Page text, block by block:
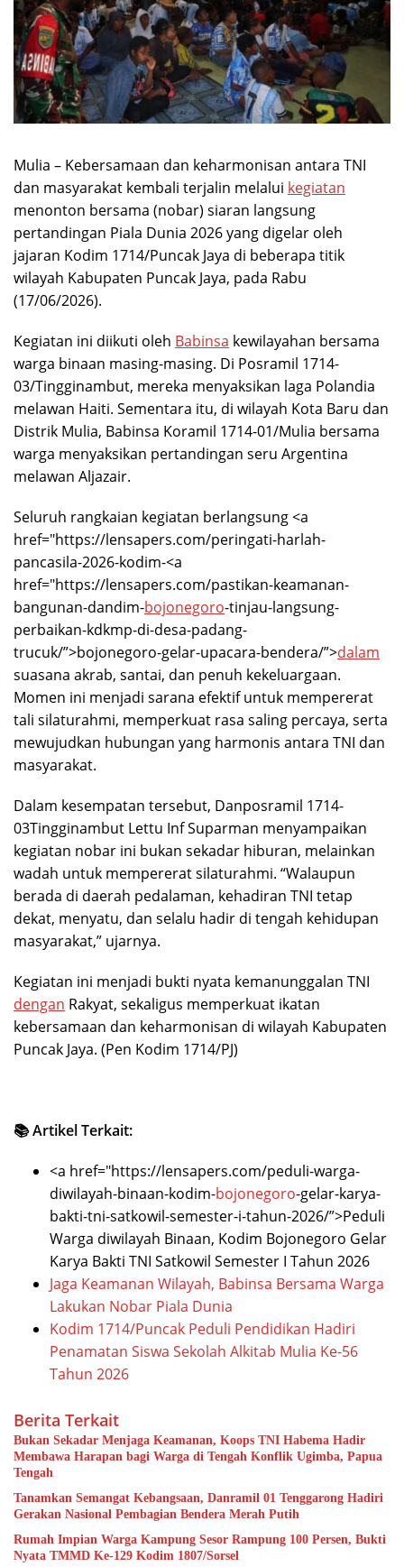
Mulia – Kebersamaan dan keharmonisan antara TNI
dan masyarakat kembali terjalin melalui kegiatan
menonton bersama (nobar) siaran langsung
pertandingan Piala Dunia 2026 yang digelar oleh
jajaran Kodim 1714/Puncak Jaya di beberapa titik
wilayah Kabupaten Puncak Jaya, pada Rabu
(17/06/2026).
Kegiatan ini diikuti oleh Babinsa kewilayahan bersama
warga binaan masing-masing. Di Posramil 1714-
03/Tingginambut, mereka menyaksikan laga Polandia
melawan Haiti. Sementara itu, di wilayah Kota Baru dan
Distrik Mulia, Babinsa Koramil 1714-01/Mulia bersama
warga menyaksikan pertandingan seru Argentina
melawan Aljazair.
Seluruh rangkaian kegiatan berlangsung <a
href="https://lensapers.com/peringati-harlah-
pancasila-2026-kodim-<a
href="https://lensapers.com/pastikan-keamanan-
bangunan-dandim-bojonegoro-tinjau-langsung-
perbaikan-kdkmp-di-desa-padang-
trucuk/”>bojonegoro-gelar-upacara-bendera/”>dalam
suasana akrab, santai, dan penuh kekeluargaan.
Momen ini menjadi sarana efektif untuk mempererat
tali silaturahmi, memperkuat rasa saling percaya, serta
mewujudkan hubungan yang harmonis antara TNI dan
masyarakat.
Dalam kesempatan tersebut, Danposramil 1714-
03Tingginambut Lettu Inf Suparman menyampaikan
kegiatan nobar ini bukan sekadar hiburan, melainkan
wadah untuk mempererat silaturahmi. “Walaupun
berada di daerah pedalaman, kehadiran TNI tetap
dekat, menyatu, dan selalu hadir di tengah kehidupan
masyarakat,” ujarnya.
Kegiatan ini menjadi bukti nyata kemanunggalan TNI
dengan Rakyat, sekaligus memperkuat ikatan
kebersamaan dan keharmonisan di wilayah Kabupaten
Puncak Jaya. (Pen Kodim 1714/PJ)
📚 Artikel Terkait:
<a href="https://lensapers.com/peduli-warga-
diwilayah-binaan-kodim-bojonegoro-gelar-karya-
bakti-tni-satkowil-semester-i-tahun-2026/”>Peduli
Warga diwilayah Binaan, Kodim Bojonegoro Gelar
Karya Bakti TNI Satkowil Semester I Tahun 2026
Jaga Keamanan Wilayah, Babinsa Bersama Warga
Lakukan Nobar Piala Dunia
Kodim 1714/Puncak Peduli Pendidikan Hadiri
Penamatan Siswa Sekolah Alkitab Mulia Ke-56
Tahun 2026
Berita Terkait
Bukan Sekadar Menjaga Keamanan, Koops TNI Habema Hadir
Membawa Harapan bagi Warga di Tengah Konflik Ugimba, Papua
Tengah
Tanamkan Semangat Kebangsaan, Danramil 01 Tenggarong Hadiri
Gerakan Nasional Pembagian Bendera Merah Putih
Rumah Impian Warga Kampung Sesor Rampung 100 Persen, Bukti
Nyata TMMD Ke-129 Kodim 1807/Sorsel